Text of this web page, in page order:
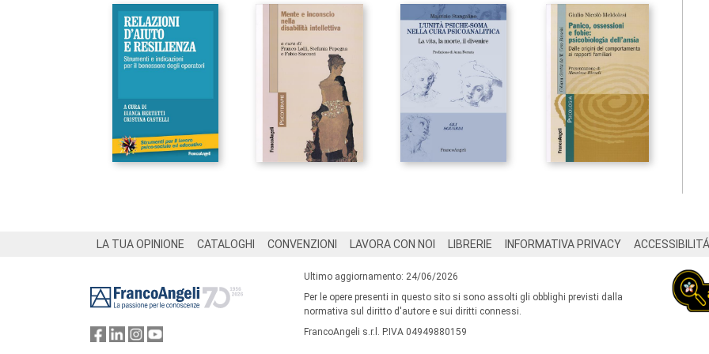
LA TUA OPINIONE CATALOGHI CONVENZIONI LAVORA CON NOI LIBRERIE INFORMATIVA PRIVACY ACCESSIBILITÁ
Ultimo aggiornamento: 24/06/2026
Per le opere presenti in questo sito si sono assolti gli obblighi previsti dalla
normativa sul diritto d'autore e sui diritti connessi.
FrancoAngeli s.r.l. P.IVA 04949880159